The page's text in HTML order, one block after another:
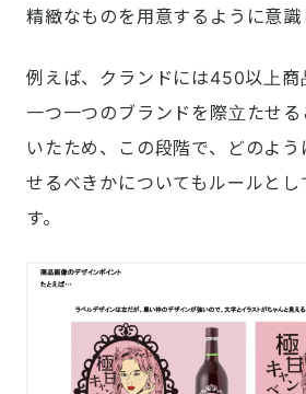
精緻なものを用意するように意識
例えば、クランドには450以上商
一つ一つのブランドを際立たせ
いたため、この段階で、どのよ
せるべきかについてもルールとし
す。